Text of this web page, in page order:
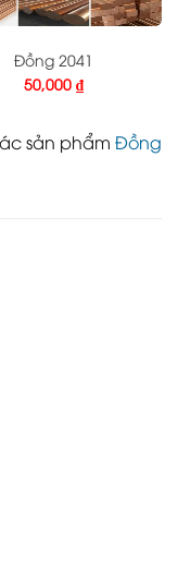
Đồng 2041
50,000 ₫
sản phẩm Đồng